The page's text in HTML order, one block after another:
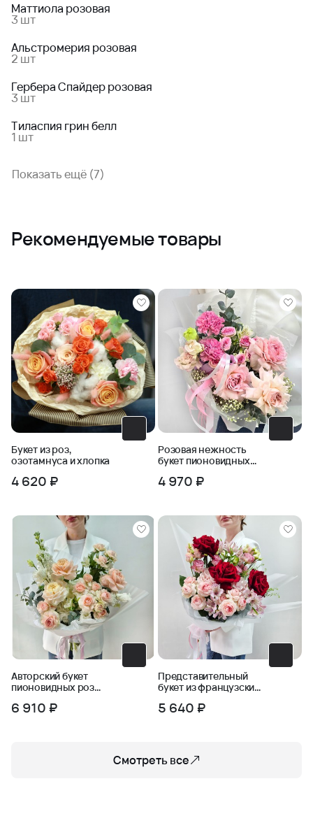
Маттиола розовая
3 шт
Альстромерия розовая
2 шт
Гербера Спайдер розовая
3 шт
Тиласпия грин белл
1 шт
Показать ещё (7)
Рекомендуемые товары
Букет из роз,
озотамнуса и хлопка
4 620 ₽
Розовая нежность
букет пионовидных
4 970 ₽
Авторский букет
пионовидных роз
6 910 ₽
Представительный
букет из французских
5 640 ₽
Смотреть все